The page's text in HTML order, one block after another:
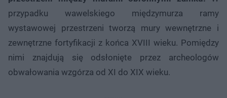
przypadku wawelskiego międzymurza ramy
wystawowej przestrzeni tworzą mury wewnętrzne i
zewnętrzne fortyfikacji z końca XVIII wieku. Pomiędzy
nimi znajdują się odsłonięte przez archeologów
obwałowania wzgórza od XI do XIX wieku.